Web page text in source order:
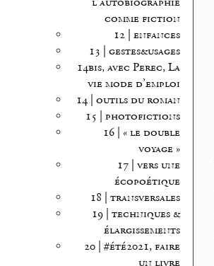
comme fiction
12 | enfances
13 | gestes&usages
14bis, avec Perec, La
vie mode d’emploi
14 | outils du roman
15 | photofictions
16 | « le double
voyage »
17 | vers une
écopoétique
18 | transversales
19 | techniques &
élargissements
20 | #été2021, faire
un livre